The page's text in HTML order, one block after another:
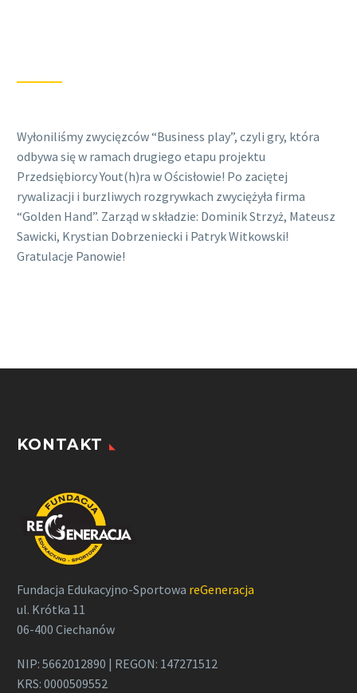
Wyłoniliśmy zwycięzców “Business play”, czyli gry, która
odbywa się w ramach drugiego etapu projektu
Przedsiębiorcy Yout(h)ra w Ościsłowie! Po zaciętej
rywalizacji i burzliwych rozgrywkach zwyciężyła firma
“Golden Hand”. Zarząd w składzie: Dominik Strzyż, Mateusz
Sawicki, Krystian Dobrzeniecki i Patryk Witkowski!
Gratulacje Panowie!
KONTAKT
Fundacja Edukacyjno-Sportowa reGeneracja
ul. Krótka 11
06-400 Ciechanów
NIP: 5662012890 | REGON: 147271512
KRS: 0000509552